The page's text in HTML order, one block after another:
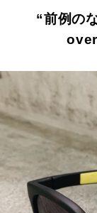
“前例の